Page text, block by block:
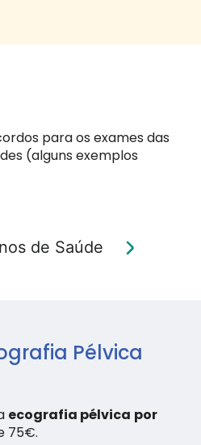
para os exames das
(alguns exemplos
de Saúde
Pélvica
ecografia pélvica por
75€.